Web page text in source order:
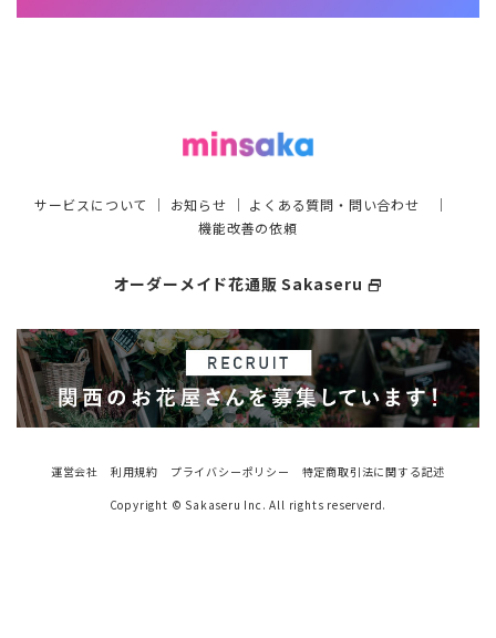
サービスについて ｜ お知らせ ｜ よくある質問・問い合わせ ｜
機能改善の依頼
オーダーメイド花通販 Sakaseru select_window
運営会社 利用規約 プライバシーポリシー
特定商取引法に関する記述
Copyright © Sakaseru Inc. All rights reserverd.